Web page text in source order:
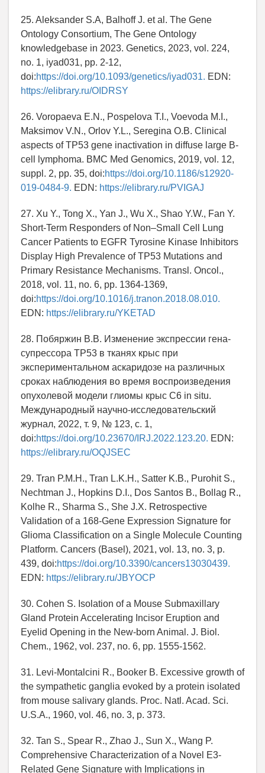
25. Aleksander S.A, Balhoff J. et al. The Gene
Ontology Consortium, The Gene Ontology
knowledgebase in 2023. Genetics, 2023, vol. 224,
no. 1, iyad031, pp. 2-12,
doi:https://doi.org/10.1093/genetics/iyad031. EDN:
https://elibrary.ru/OIDRSY
26. Voropaeva E.N., Pospelova T.I., Voevoda M.I.,
Maksimov V.N., Orlov Y.L., Seregina O.B. Clinical
aspects of TP53 gene inactivation in diffuse large B-
cell lymphoma. BMC Med Genomics, 2019, vol. 12,
suppl. 2, pp. 35, doi:https://doi.org/10.1186/s12920-
019-0484-9. EDN: https://elibrary.ru/PVIGAJ
27. Xu Y., Tong X., Yan J., Wu X., Shao Y.W., Fan Y.
Short-Term Responders of Non–Small Cell Lung
Cancer Patients to EGFR Tyrosine Kinase Inhibitors
Display High Prevalence of TP53 Mutations and
Primary Resistance Mechanisms. Transl. Oncol.,
2018, vol. 11, no. 6, pp. 1364-1369,
doi:https://doi.org/10.1016/j.tranon.2018.08.010.
EDN: https://elibrary.ru/YKETAD
28. Побяржин В.В. Изменение экспрессии гена-
супрессора TP53 в тканях крыс при
экспериментальном аскаридозе на различных
сроках наблюдения во время воспроизведения
опухолевой модели глиомы крыс С6 in situ.
Международный научно-исследовательский
журнал, 2022, т. 9, № 123, c. 1,
doi:https://doi.org/10.23670/IRJ.2022.123.20. EDN:
https://elibrary.ru/OQJSEC
29. Tran P.M.H., Tran L.K.H., Satter K.B., Purohit S.,
Nechtman J., Hopkins D.I., Dos Santos B., Bollag R.,
Kolhe R., Sharma S., She J.X. Retrospective
Validation of a 168-Gene Expression Signature for
Glioma Classification on a Single Molecule Counting
Platform. Cancers (Basel), 2021, vol. 13, no. 3, p.
439, doi:https://doi.org/10.3390/cancers13030439.
EDN: https://elibrary.ru/JBYOCP
30. Cohen S. Isolation of a Mouse Submaxillary
Gland Protein Accelerating Incisor Eruption and
Eyelid Opening in the New-born Animal. J. Biol.
Chem., 1962, vol. 237, no. 6, pp. 1555-1562.
31. Levi-Montalcini R., Booker B. Excessive growth of
the sympathetic ganglia evoked by a protein isolated
from mouse salivary glands. Proc. Natl. Acad. Sci.
U.S.A., 1960, vol. 46, no. 3, p. 373.
32. Tan S., Spear R., Zhao J., Sun X., Wang P.
Comprehensive Characterization of a Novel E3-
Related Gene Signature with Implications in